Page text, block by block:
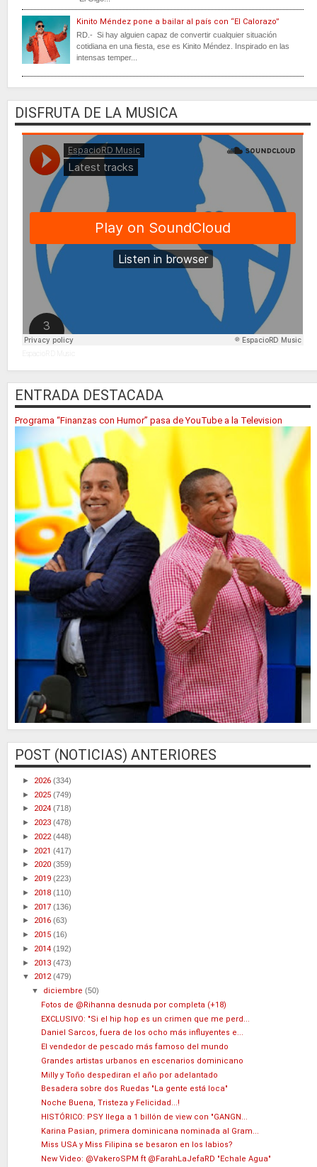
Kinito Méndez pone a bailar al país con “El Calorazo”
RD.- Si hay alguien capaz de convertir cualquier situación
cotidiana en una fiesta, ese es Kinito Méndez. Inspirado en las
intensas temper...
DISFRUTA DE LA MUSICA
ENTRADA DESTACADA
Programa “Finanzas con Humor” pasa de YouTube a la Television
POST (NOTICIAS) ANTERIORES
► 2026 (334)
► 2025 (749)
► 2024 (718)
► 2023 (478)
► 2022(448)
► 2021 (417)
► 2020 (359)
► 2019 (223)
► 2018 (110)
► 2017 (136)
► 2016 (63)
► 2015 (16)
► 2014 (192)
► 2013 (473)
▼ 2012(479)
▼ diciembre(50)
Fotos de @Rihanna desnuda por completa (+18)
EXCLUSIVO: "Si el hip hop es un crimen que me perd...
Daniel Sarcos, fuera de los ocho más influyentes e...
El vendedor de pescado más famoso del mundo
Grandes artistas urbanos en escenarios dominicano
Milly y Toño despediran el año por adelantado
Besadera sobre dos Ruedas "La gente está loca"
Noche Buena, Tristeza y Felicidad...!
HISTÓRICO: PSY llega a 1 billón de view con "GANGN...
Karina Pasian, primera dominicana nominada al Gram...
Miss USA y Miss Filipina se besaron en los labios?
New Video: @VakeroSPM ft @FarahLaJefaRD "Echale Agua"